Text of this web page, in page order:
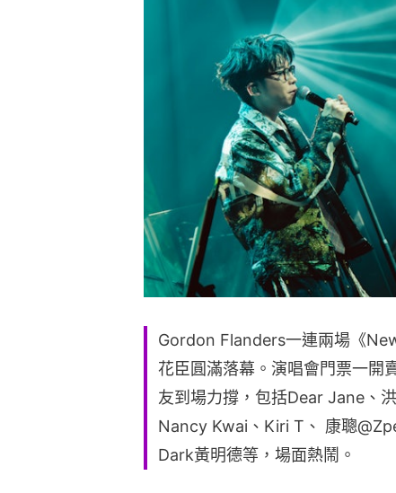
Gordon Flanders一連兩場《
花臣圓滿落幕。演唱會門票一開
友到場力撐，包括Dear Jane、
Nancy Kwai、Kiri T、 康聰
Dark黃明德等，場面熱鬧。